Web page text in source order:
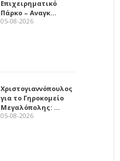
Επιχειρηματικό
Πάρκο – Αναγκ…
05-08-2026
Χριστογιαννόπουλος
για το Γηροκομείο
Μεγαλόπολης: …
05-08-2026